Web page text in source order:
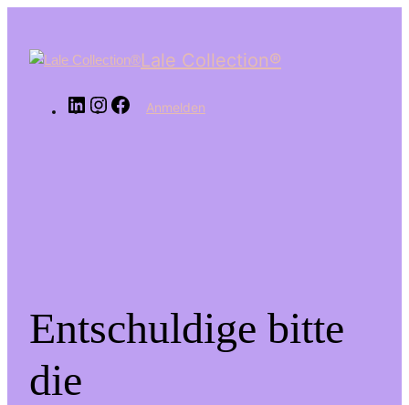
Lale Collection®
LinkedIn
Instagram
Facebook
Anmelden
Entschuldige bitte
die